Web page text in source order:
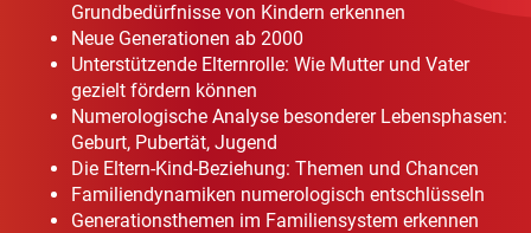
Grundbedürfnisse von Kindern erkennen
Neue Generationen ab 2000
Unterstützende Elternrolle: Wie Mutter und Vater
gezielt fördern können
Numerologische Analyse besonderer Lebensphasen:
Geburt, Pubertät, Jugend
Die Eltern-Kind-Beziehung: Themen und Chancen
Familiendynamiken numerologisch entschlüsseln
Generationsthemen im Familiensystem erkennen